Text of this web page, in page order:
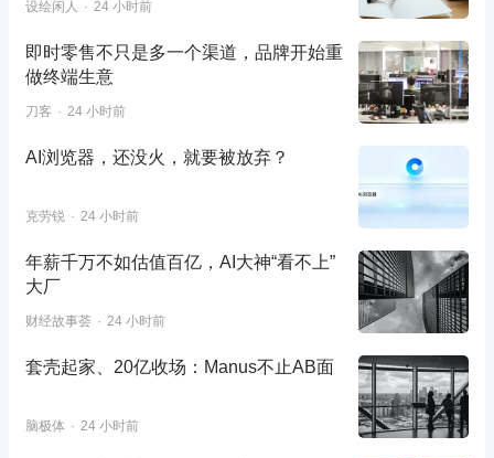
设绘闲人 24 小时前
即时零售不只是多一个渠道，品牌开始重
做终端生意
刀客 24 小时前
AI浏览器，还没火，就要被放弃？
克劳锐 24 小时前
年薪千万不如估值百亿，AI大神“看不上”
大厂
财经故事荟 24 小时前
套壳起家、20亿收场：Manus不止AB面
脑极体 24 小时前